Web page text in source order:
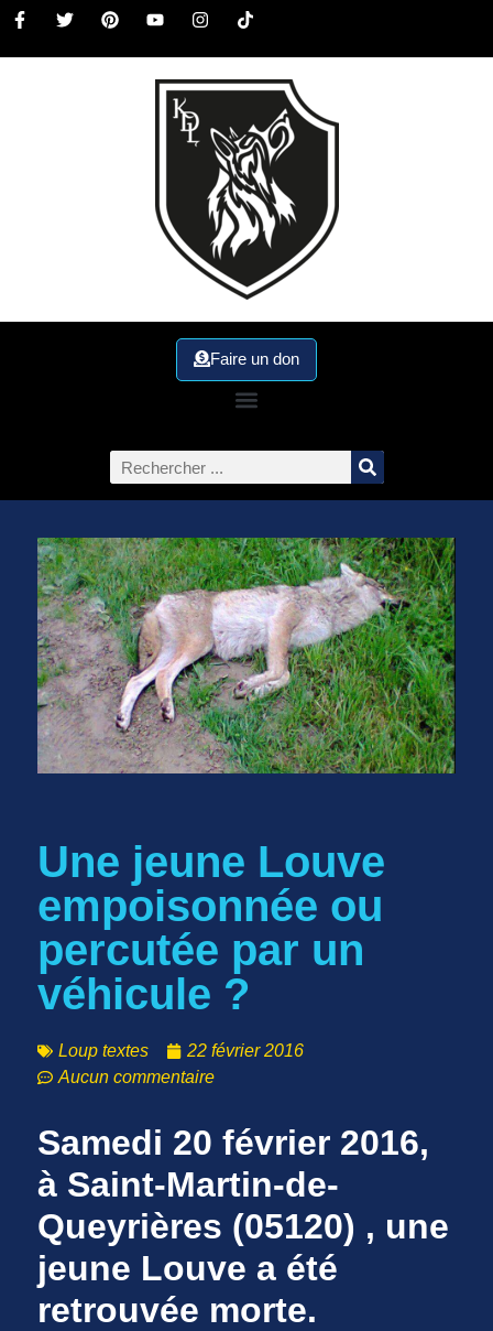
Faire un don
Une jeune Louve
empoisonnée ou
percutée par un
véhicule ?
Loup textes
22 février 2016
Aucun commentaire
Samedi 20 février 2016,
à Saint-Martin-de-
Queyrières (05120) , une
jeune Louve a été
retrouvée morte.